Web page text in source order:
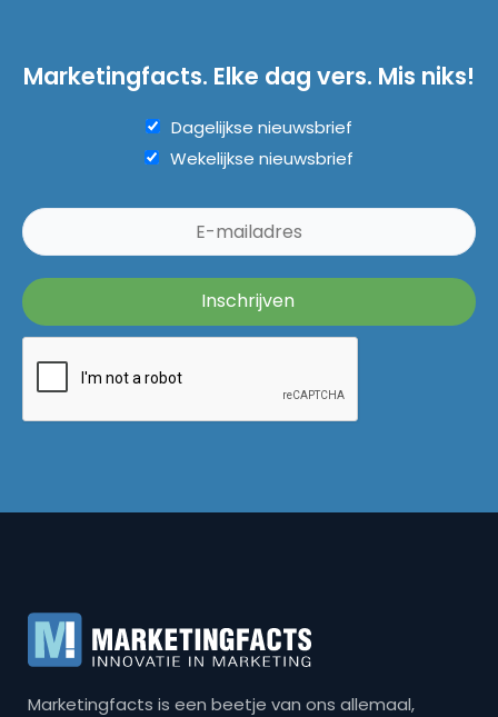
Marketingfacts. Elke dag vers. Mis niks!
Dagelijkse nieuwsbrief
Wekelijkse nieuwsbrief
Marketingfacts is een beetje van ons allemaal,